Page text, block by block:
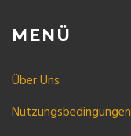
MENÜ
Über Uns
Nutzungsbedingungen